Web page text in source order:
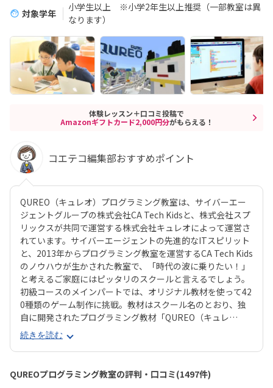
対象学年
小学生以上 ※小学2年生以上推奨（一部教室は異
なります）
体験レッスン＋口コミ投稿で
Amazonギフトカード2,000円分がもらえる！
コエテコ編集部おすすめポイント
QUREO（キュレオ）プログラミング教室は、サイバーエー
ジェントグループの株式会社CA Tech Kidsと、株式会社スプ
リックスが共同で運営する株式会社キュレオによって運営さ
れています。サイバーエージェントの先進的なITスピリット
と、2013年からプログラミング教室を運営するCA Tech Kids
のノウハウが生かされた教室で、「時代の波に乗りたい！」
と考えるご家庭にはピッタリのスクールと言えるでしょう。
初級コースのメインパートでは、オリジナル教材を使って42
0種類のゲーム制作に挑戦。教材はスクール名のとおり、独
自に開発されたプログラミング教材「QUREO（キュレ
オ）」です。スマホゲームのような感覚でサクサク進められ
るのに、本格的な内容が学べるのが魅力。子どもにとっても
「やらされている感」がないので、楽しくゲームをクリアし
ていくようなペースでどんどん学習を進めていけます。教材
のデザイン性も高く、実際にスマホゲーム開発で使用されて
続きを読む
QUREOプログラミング教室の評判・口コミ(1497件)